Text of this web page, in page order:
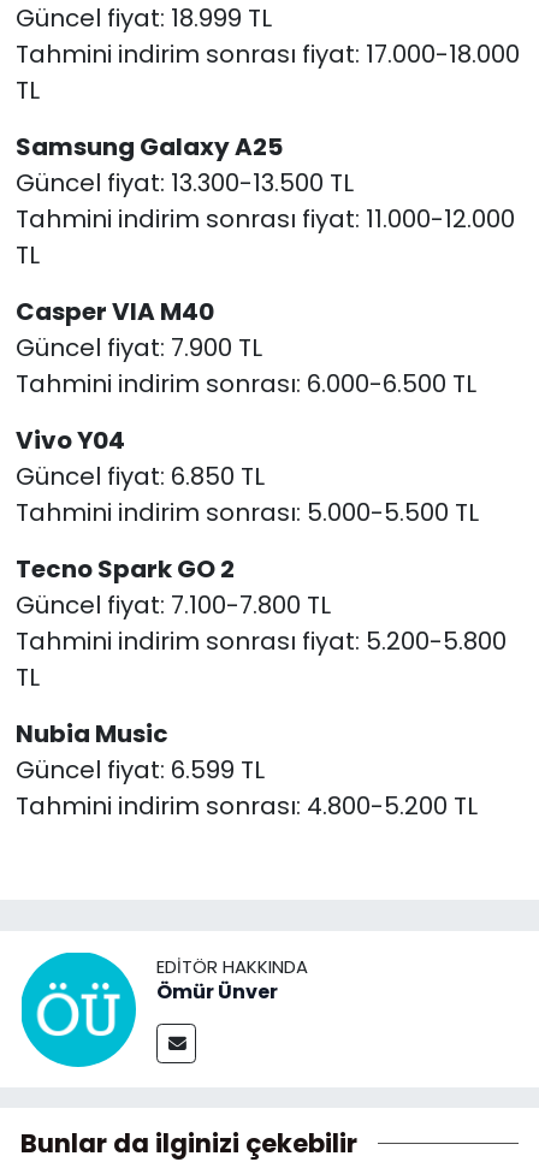
Güncel fiyat: 18.999 TL
Tahmini indirim sonrası fiyat: 17.000-18.000
TL
Samsung Galaxy A25
Güncel fiyat: 13.300-13.500 TL
Tahmini indirim sonrası fiyat: 11.000-12.000
TL
Casper VIA M40
Güncel fiyat: 7.900 TL
Tahmini indirim sonrası: 6.000-6.500 TL
Vivo Y04
Güncel fiyat: 6.850 TL
Tahmini indirim sonrası: 5.000-5.500 TL
Tecno Spark GO 2
Güncel fiyat: 7.100-7.800 TL
Tahmini indirim sonrası fiyat: 5.200-5.800
TL
Nubia Music
Güncel fiyat: 6.599 TL
Tahmini indirim sonrası: 4.800-5.200 TL
EDITÖR HAKKINDA
Ömür Ünver
Bunlar da ilginizi çekebilir